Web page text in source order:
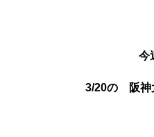
今
3/20の 阪神